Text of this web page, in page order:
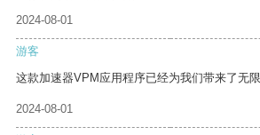
2024-08-01
游客
这款加速器VPM应用程序已经为我们带来了无限
2024-08-01